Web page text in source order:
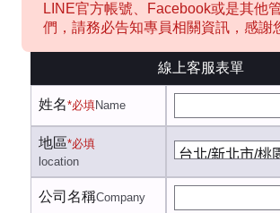
LINE官方帳號、Facebook或是其他
們，請務必告知專員相關資訊，感謝
線上客服表單
姓名*必填Name
地區*必填
location
公司名稱Company